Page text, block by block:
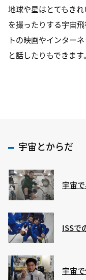
地球や星はとてもき
を撮ったりする宇宙
トの映画やインター
と話したりもできます。
宇宙とからだ
宇宙
ISSで
宇宙